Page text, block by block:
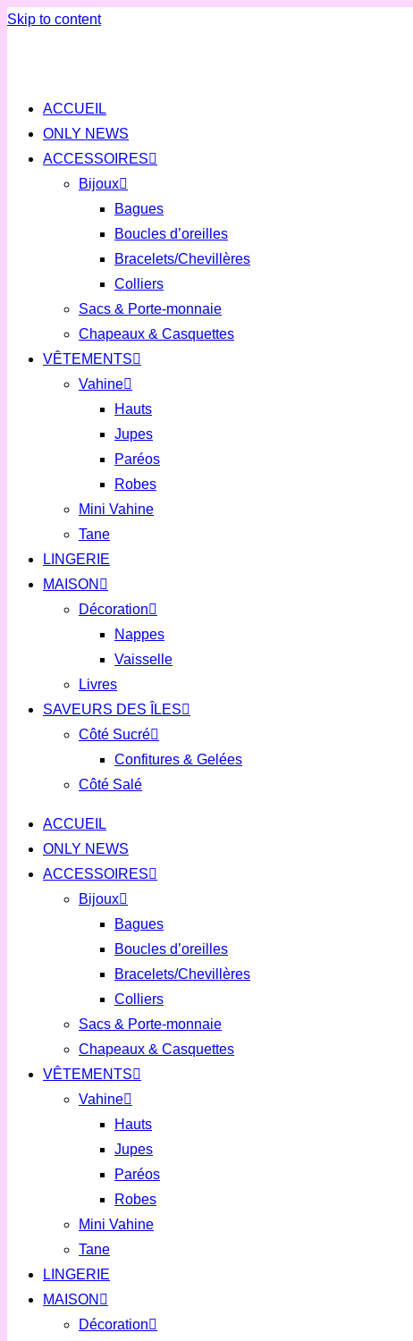
Skip to content
ACCUEIL
ONLY NEWS
ACCESSOIRES
Bijoux
Bagues
Boucles d’oreilles
Bracelets/Chevillères
Colliers
Sacs & Porte-monnaie
Chapeaux & Casquettes
VÊTEMENTS
Vahine
Hauts
Jupes
Paréos
Robes
Mini Vahine
Tane
LINGERIE
MAISON
Décoration
Nappes
Vaisselle
Livres
SAVEURS DES ÎLES
Côté Sucré
Confitures & Gelées
Côté Salé
ACCUEIL
ONLY NEWS
ACCESSOIRES
Bijoux
Bagues
Boucles d’oreilles
Bracelets/Chevillères
Colliers
Sacs & Porte-monnaie
Chapeaux & Casquettes
VÊTEMENTS
Vahine
Hauts
Jupes
Paréos
Robes
Mini Vahine
Tane
LINGERIE
MAISON
Décoration